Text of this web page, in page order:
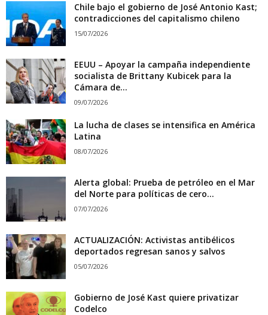
Chile bajo el gobierno de José Antonio Kast;
contradicciones del capitalismo chileno
15/07/2026
EEUU – Apoyar la campaña independiente
socialista de Brittany Kubicek para la
Cámara de...
09/07/2026
La lucha de clases se intensifica en América
Latina
08/07/2026
Alerta global: Prueba de petróleo en el Mar
del Norte para políticas de cero...
07/07/2026
ACTUALIZACIÓN: Activistas antibélicos
deportados regresan sanos y salvos
05/07/2026
Gobierno de José Kast quiere privatizar
Codelco